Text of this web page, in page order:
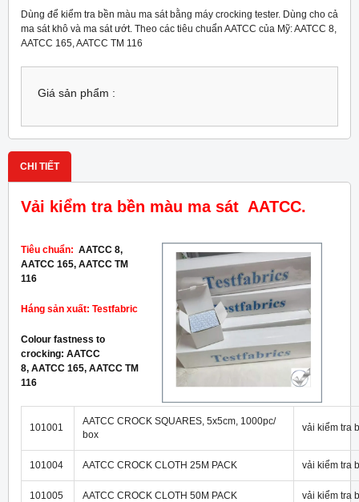
Dùng để kiểm tra bền màu ma sát bằng máy crocking tester. Dùng cho cả
ma sát khô và ma sát ướt. Theo các tiêu chuẩn AATCC của Mỹ: AATCC 8,
AATCC 165, AATCC TM 116
Giá sản phẩm :
CHI TIẾT
Vải kiểm tra bền màu ma sát AATCC.
Tiêu chuẩn: AATCC 8,
AATCC 165, AATCC TM
116
Háng sản xuất: Testfabric
Colour fastness to
crocking: AATCC
8, AATCC 165, AATCC TM
116
101001
AATCC CROCK SQUARES, 5x5cm, 1000pc/
box
vải kiểm tra
101004 AATCC CROCK CLOTH 25M PACK vải kiểm tra
101005 AATCC CROCK CLOTH 50M PACK vải kiểm tra